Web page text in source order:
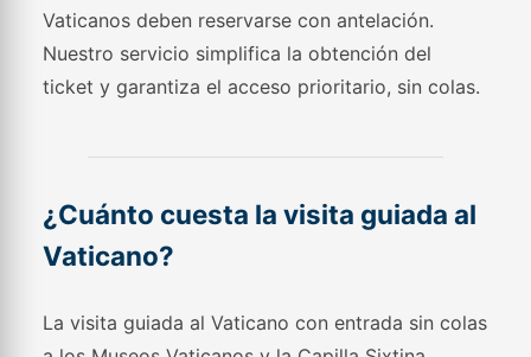
Vaticanos deben reservarse con antelación.
Nuestro servicio simplifica la obtención del
ticket y garantiza el acceso prioritario, sin colas.
¿Cuánto cuesta la visita guiada al
Vaticano?
La visita guiada al Vaticano con entrada sin colas